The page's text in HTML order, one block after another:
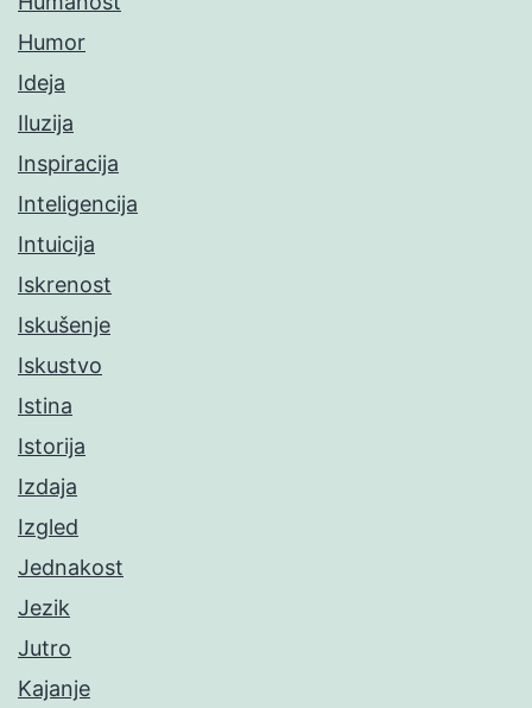
Humor
Ideja
Iluzija
Inspiracija
Inteligencija
Intuicija
Iskrenost
Iskušenje
Iskustvo
Istina
Istorija
Izdaja
Izgled
Jednakost
Jezik
Jutro
Kajanje